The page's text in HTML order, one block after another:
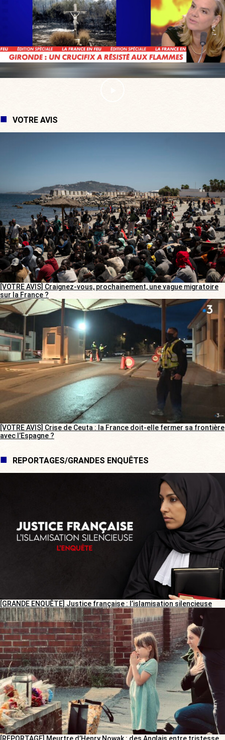
VOTRE AVIS
[VOTRE AVIS] Craignez-vous, prochainement, une vague migratoire
sur la France ?
[VOTRE AVIS] Crise de Ceuta : la France doit-elle fermer sa frontière
avec l’Espagne ?
REPORTAGES/GRANDES ENQUÊTES
[GRANDE ENQUÊTE] Justice française : l’islamisation silencieuse